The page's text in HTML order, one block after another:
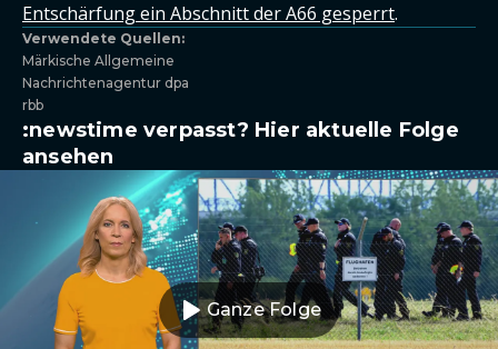
Entschärfung ein Abschnitt der A66 gesperrt.
Verwendete Quellen:
Märkische Allgemeine
Nachrichtenagentur dpa
rbb
:newstime verpasst? Hier aktuelle Folge
ansehen
Ganze Folge